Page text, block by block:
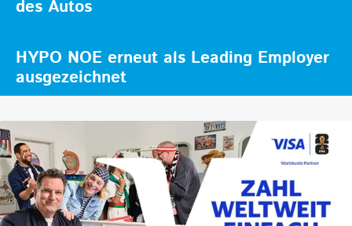
des Autos
HYPO NOE erneut als Leading Employer
ausgezeichnet